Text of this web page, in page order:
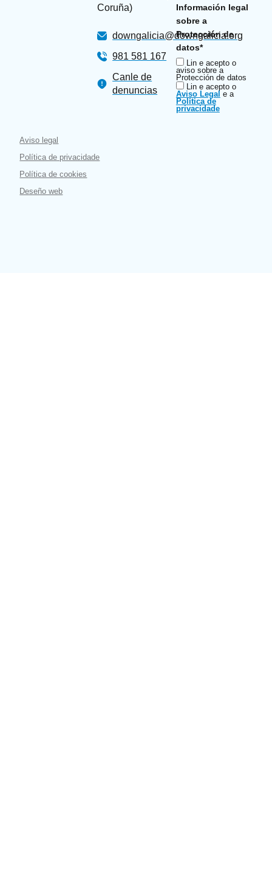
Coruña)
downgalicia@downgalicia.org
981 581 167
Canle de
denuncias
Información legal
sobre a
Protección de
datos*
Lin e acepto o
aviso sobre a
Protección de datos
Lin e acepto o
Aviso Legal e a
Política de
privacidade
Aviso legal
Política de privacidade
Política de cookies
Deseño web